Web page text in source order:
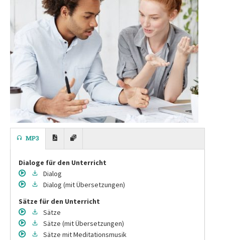
MP3
Dialoge für den Unterricht
Dialog
Dialog (mit Übersetzungen)
Sätze für den Unterricht
Sätze
Sätze (mit Übersetzungen)
Sätze mit Meditationsmusik